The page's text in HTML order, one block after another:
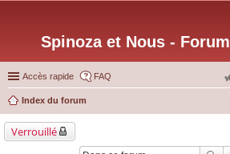
Spinoza et Nous - Forum
Accès rapide FAQ
Index du forum
Verrouillé